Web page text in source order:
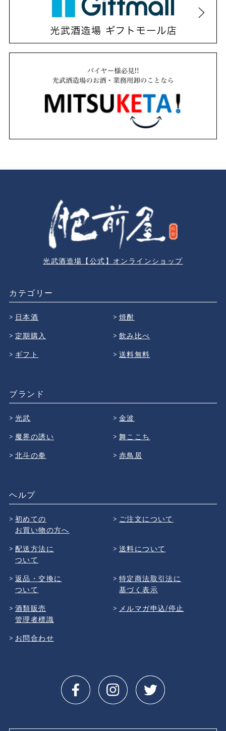
光武酒造場【公式】オンラインショップ
カテゴリー
日本酒
焼酎
定期購入
飲み比べ
ギフト
送料無料
ブランド
光武
金波
魔界の誘い
舞ここち
北斗の拳
赤鳥居
ヘルプ
初めての
お買い物の方へ
ご注文について
配送方法に
ついて
送料について
返品・交換に
ついて
特定商法取引法に
基づく表示
酒類販売
管理者標識
メルマガ申込/停止
お問合わせ